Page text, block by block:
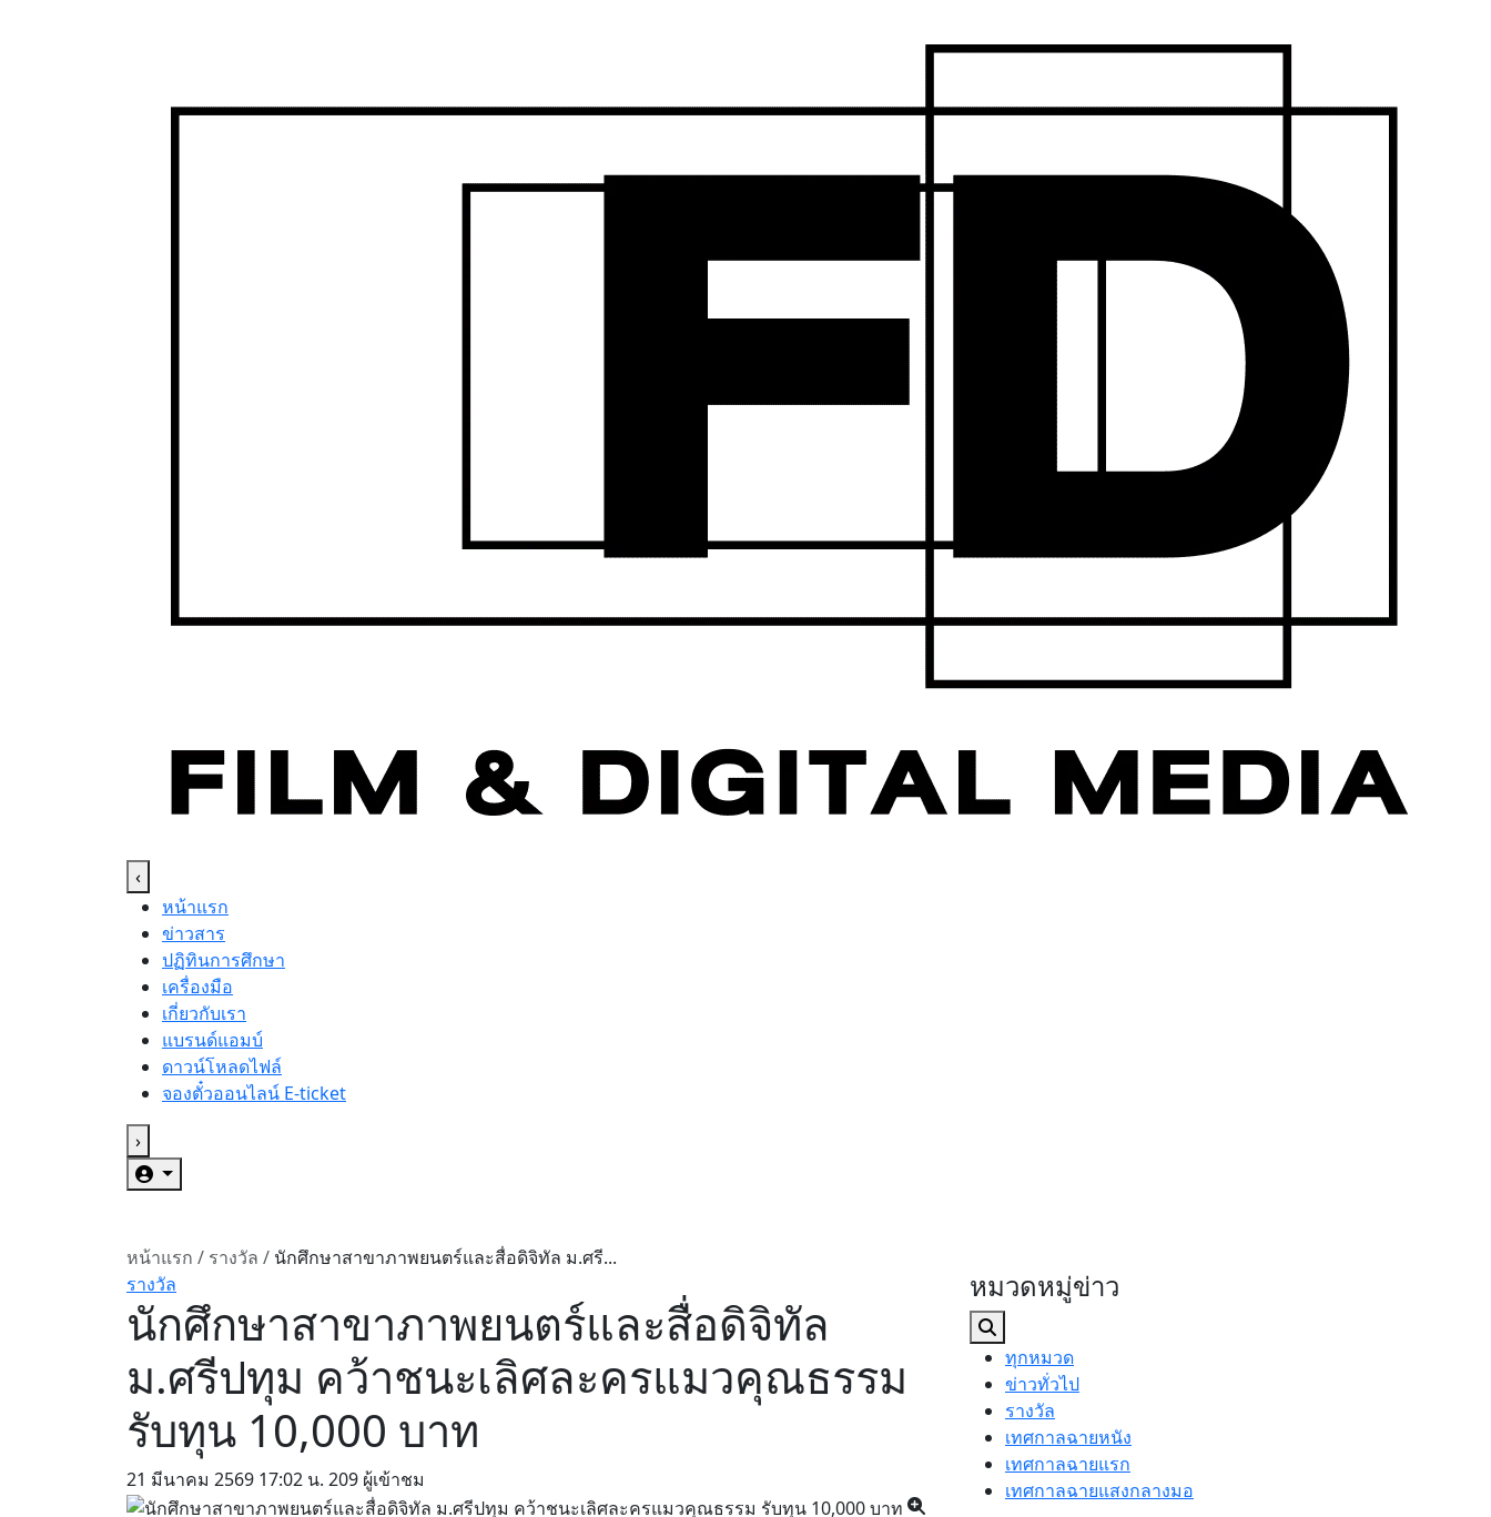
‹
หน้าแรก
ข่าวสาร
ปฏิทินการศึกษา
เครื่องมือ
เกี่ยวกับเรา
แบรนด์แอมบ์
ดาวน์โหลดไฟล์
จองตั๋วออนไลน์ E-ticket
›
หน้าแรก / รางวัล / นักศึกษาสาขาภาพยนตร์และสื่อดิจิทัล ม.ศรี...
รางวัล
นักศึกษาสาขาภาพยนตร์และสื่อดิจิทัล
ม.ศรีปทุม คว้าชนะเลิศละครแมวคุณธรรม
รับทุน 10,000 บาท
21 มีนาคม 2569 17:02 น. 209 ผู้เข้าชม
หมวดหมู่ข่าว
ทุกหมวด
ข่าวทั่วไป
รางวัล
เทศกาลฉายหนัง
เทศกาลฉายแรก
เทศกาลฉายแสงกลางมอ